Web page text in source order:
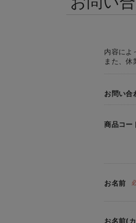
内容によ
また、休
お問い合
商品コー
お名前
お名前(